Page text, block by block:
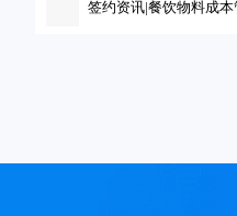
签约资讯|餐饮物料成